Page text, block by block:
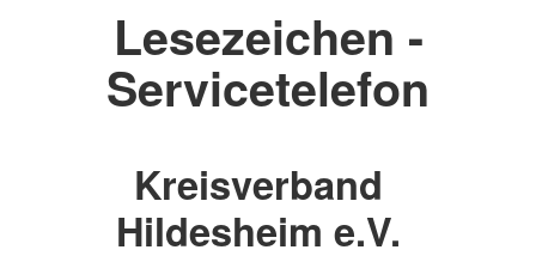
Lesezeichen -
Servicetelefon
Kreisverband
Hildesheim e.V.